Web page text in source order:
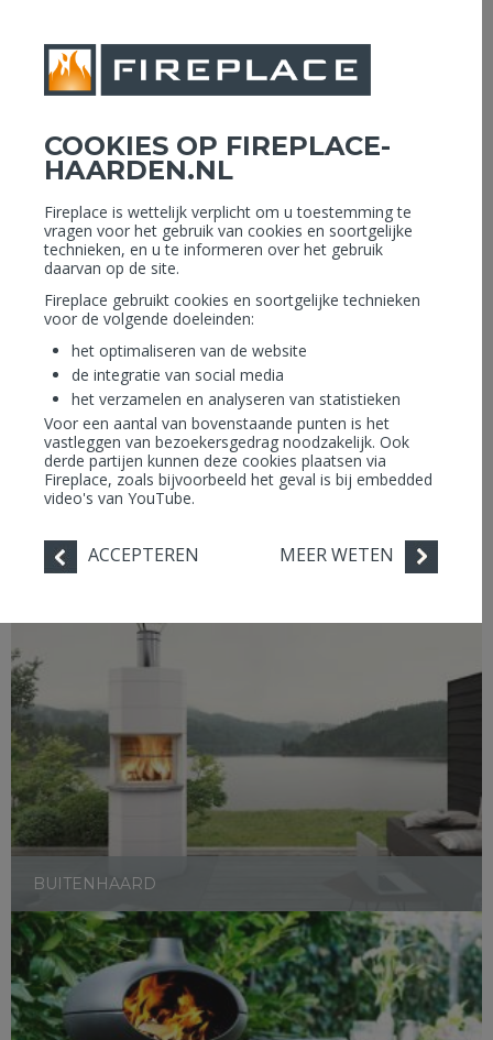
COOKIES OP FIREPLACE-
HAARDEN.NL
Fireplace is wettelijk verplicht om u toestemming te
vragen voor het gebruik van cookies en soortgelijke
technieken, en u te informeren over het gebruik
daarvan op de site.
Fireplace gebruikt cookies en soortgelijke technieken
voor de volgende doeleinden:
het optimaliseren van de website
de integratie van social media
het verzamelen en analyseren van statistieken
Voor een aantal van bovenstaande punten is het
vastleggen van bezoekersgedrag noodzakelijk. Ook
derde partijen kunnen deze cookies plaatsen via
Fireplace, zoals bijvoorbeeld het geval is bij embedded
video's van YouTube.
ACCEPTEREN MEER WETEN
tijdens de bouwvak vakantie zijn wij gesloten van 26-07 tot 16-08
Assortiment Collectie
Home ›
OUTDOOR
ACCESSOIRES
BUITENHAARD